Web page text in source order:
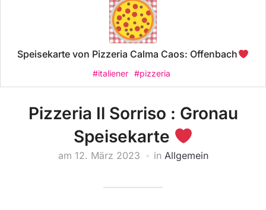
Speisekarte von Pizzeria Calma Caos: Offenbach
#italiener #pizzeria
Pizzeria Il Sorriso : Gronau
Speisekarte
am 12. März 2023 in Allgemein